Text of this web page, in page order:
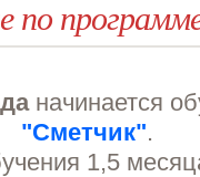
по
начинается
"Сметчик".
1,5